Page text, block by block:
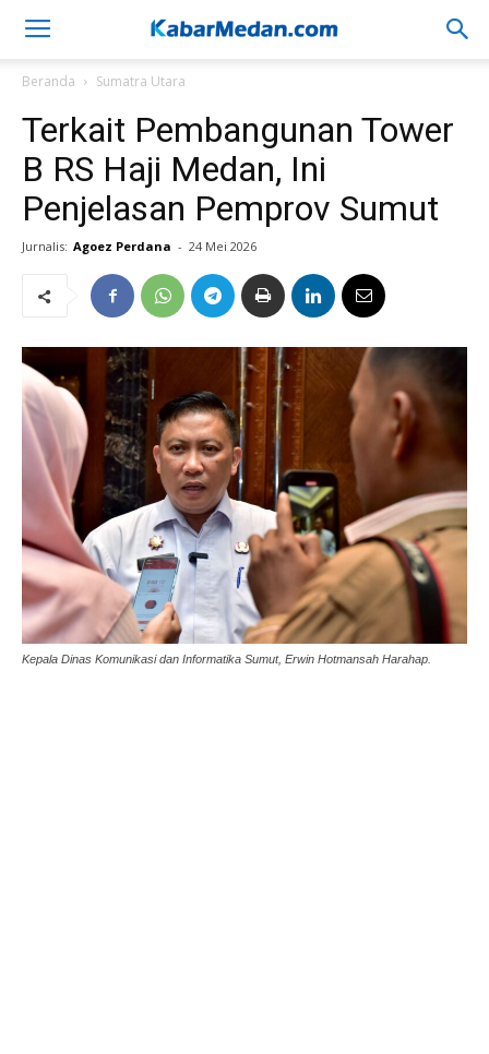
Beranda Sumatra Utara
Terkait Pembangunan Tower
B RS Haji Medan, Ini
Penjelasan Pemprov Sumut
Jurnalis: Agoez Perdana - 24 Mei 2026
Kepala Dinas Komunikasi dan Informatika Sumut, Erwin Hotmansah Harahap.